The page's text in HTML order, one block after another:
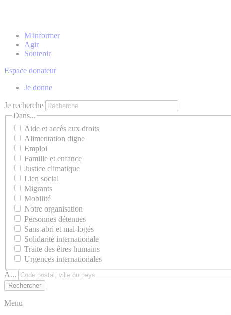
M'informer
Agir
Soutenir
Espace donateur
Je donne
Je recherche
Dans...
Aide et accès aux droits
Alimentation digne
Emploi
Famille et enfance
Justice climatique
Lien social
Migrants
Mobilité
Notre organisation
Personnes détenues
Sans-abri et mal-logés
Solidarité internationale
Traite des êtres humains
Urgences internationales
À...
Menu